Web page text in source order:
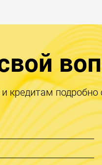
кредитам подробно